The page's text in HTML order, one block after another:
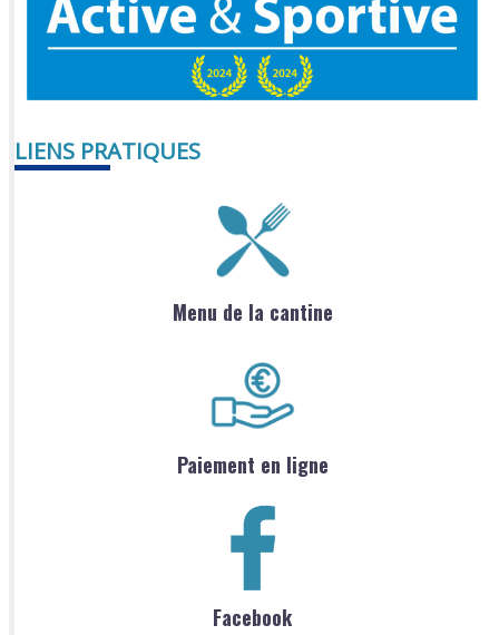
LIENS PRATIQUES
Menu de la cantine
Paiement en ligne
Facebook